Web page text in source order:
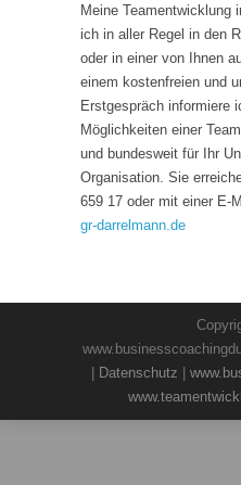
Meine Teamentwicklung
ich in aller Regel in den
oder in einer von Ihnen
einem kostenfreien und
Erstgespräch informiere
Möglichkeiten einer
und bundesweit für Ihr
Organisation. Sie
659 17 oder mit einer E-
gr-darrelmann.de
Datenschutz